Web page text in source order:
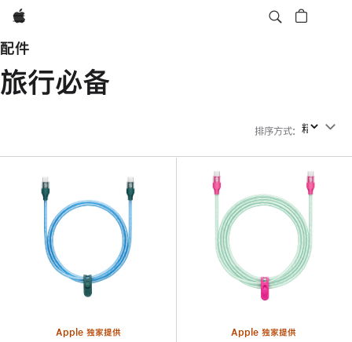
Apple
配件
旅行必备
排序方式: 排序方式
Apple 独家提供 Apple 独家提供